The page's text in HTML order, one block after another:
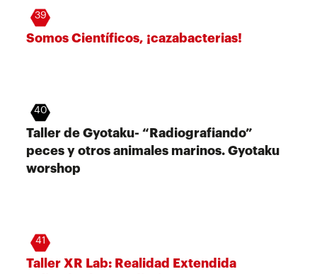
39
Somos Científicos, ¡cazabacterias!
40
Taller de Gyotaku- “Radiografiando”
peces y otros animales marinos. Gyotaku
worshop
41
Taller XR Lab: Realidad Extendida